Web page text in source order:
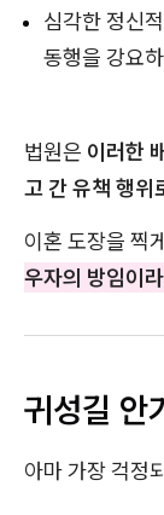
심각한 정신
동행을 강요
법원은 이러한
고 간 유책 행위
이혼 도장을 찍
우자의 방임이
귀성길 안
아마 가장 걱정